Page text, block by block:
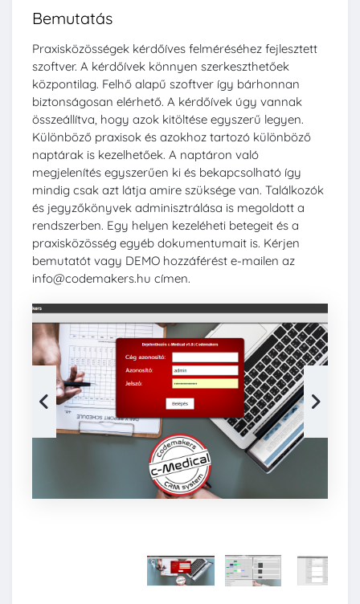
Bemutatás
Praxisközösségek kérdőíves felméréséhez fejlesztett
szoftver. A kérdőívek könnyen szerkeszthetőek
központilag. Felhő alapű szoftver így bárhonnan
biztonságosan elérhető. A kérdőívek úgy vannak
összeállítva, hogy azok kitöltése egyszerű legyen.
Különböző praxisok és azokhoz tartozó különböző
naptárak is kezelhetőek. A naptáron való
megjelenítés egyszerűen ki és bekapcsolható így
mindig csak azt látja amire szüksége van. Találkozók
és jegyzőkönyvek adminisztrálása is megoldott a
rendszerben. Egy helyen kezeléheti betegeit és a
praxisközösség egyéb dokumentumait is. Kérjen
bemutatót vagy DEMO hozzáférést e-mailen az
info@codemakers.hu címen.